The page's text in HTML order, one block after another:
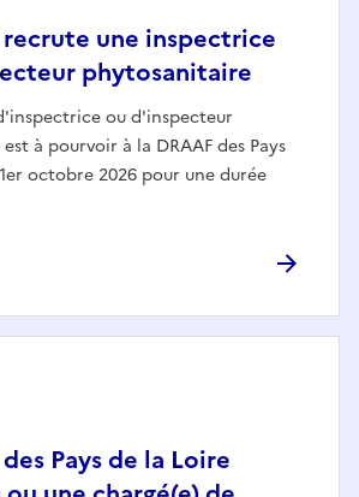
recrute une inspectrice
phytosanitaire
ou d'inspecteur
à pourvoir à la DRAAF des Pays
octobre 2026 pour une durée
Pays de la Loire